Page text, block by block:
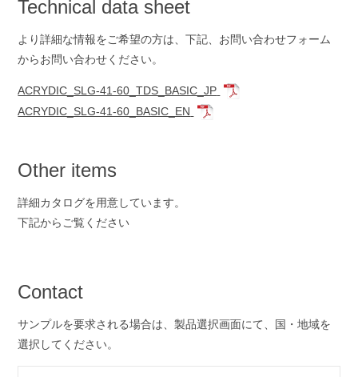
Technical data sheet
より詳細な情報をご希望の方は、下記、お問い合わせフォーム
からお問い合わせください。
ACRYDIC_SLG-41-60_TDS_BASIC_JP
ACRYDIC_SLG-41-60_BASIC_EN
Other items
詳細カタログを用意しています。
下記からご覧ください
Contact
サンプルを要求される場合は、製品選択画面にて、国・地域を
選択してください。